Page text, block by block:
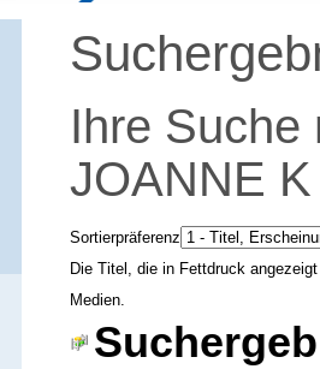
Ihre
JOANNE
Sortierpräferenz
Die Titel, die in Fettdruck
Medien.